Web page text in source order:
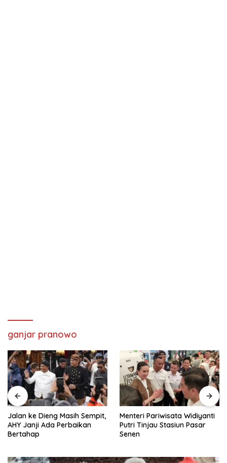
ganjar pranowo
Jalan ke Dieng Masih Sempit,
AHY Janji Ada Perbaikan
Bertahap
Menteri Pariwisata Widiyanti
Putri Tinjau Stasiun Pasar
Senen